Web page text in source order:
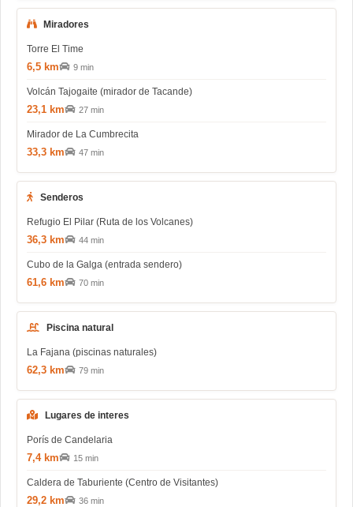
Miradores
Torre El Time
6,5 km 9 min
Volcán Tajogaite (mirador de Tacande)
23,1 km 27 min
Mirador de La Cumbrecita
33,3 km 47 min
Senderos
Refugio El Pilar (Ruta de los Volcanes)
36,3 km 44 min
Cubo de la Galga (entrada sendero)
61,6 km 70 min
Piscina natural
La Fajana (piscinas naturales)
62,3 km 79 min
Lugares de interes
Porís de Candelaria
7,4 km 15 min
Caldera de Taburiente (Centro de Visitantes)
29,2 km 36 min